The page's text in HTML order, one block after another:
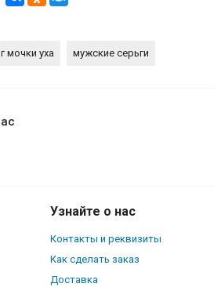
мочки уха мужские серьги
Узнайте о нас
Контакты и реквизиты
Как сделать заказ
Доставка